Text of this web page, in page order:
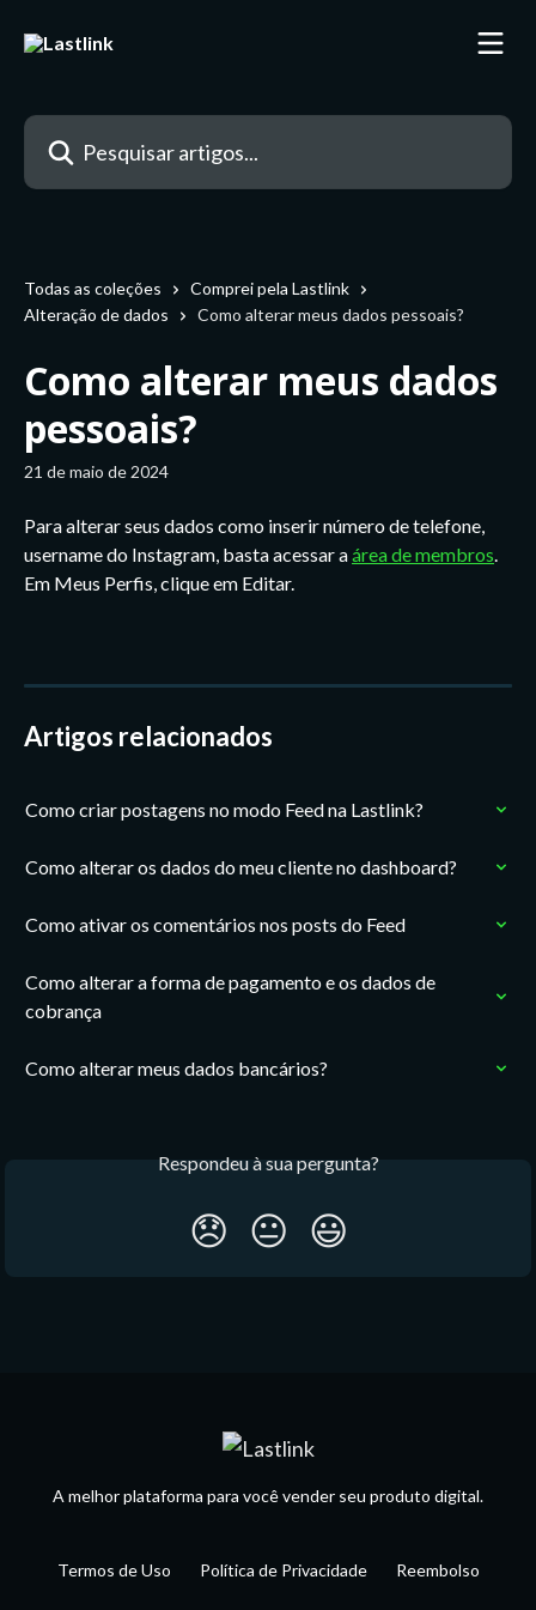
Pesquisar artigos...
Todas as coleções
Comprei pela Lastlink
Alteração de dados
Como alterar meus dados pessoais?
Como alterar meus dados
pessoais?
21 de maio de 2024
Para alterar seus dados como inserir número de telefone,
username do Instagram, basta acessar a área de membros.
Em Meus Perfis, clique em Editar.
Artigos relacionados
Como criar postagens no modo Feed na Lastlink?
Como alterar os dados do meu cliente no dashboard?
Como ativar os comentários nos posts do Feed
Como alterar a forma de pagamento e os dados de
cobrança
Como alterar meus dados bancários?
Respondeu à sua pergunta?
😞 😐 😃
A melhor plataforma para você vender seu produto digital.
Termos de Uso Política de Privacidade Reembolso